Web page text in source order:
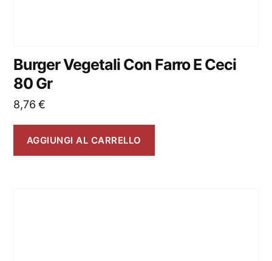
Burger Vegetali Con Farro E Ceci
80 Gr
8,76€
AGGIUNGI AL CARRELLO